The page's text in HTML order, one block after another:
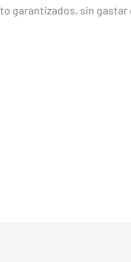
garantizados, sin gastar